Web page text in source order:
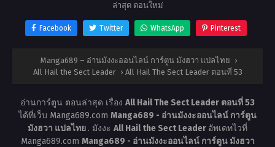
ล่าสุด ตอนใหม่
Facebook Twitter WhatsApp Pinterest
Manga689 – อ่านมังงะออนไลน์ การ์ตูน มังฮวา แปลไทย ›
All Hail the Sect Leader › All Hail The Sect Leader ตอนที่ 53
อ่านการ์ตูน ตอนล่าสุด เรื่อง All Hail The Sect Leader ตอนที่ 53
ได้ที่เว็บ Manga689.com Manga689 - อ่านมังงะออนไลน์ การ์ตูน
มังฮวา แปลไทย . มังงะ All Hail the Sect Leader อัพเดทไวที่
Manga689.com Manga689 - อ่านมังงะออนไลน์ การ์ตูน มังฮวา